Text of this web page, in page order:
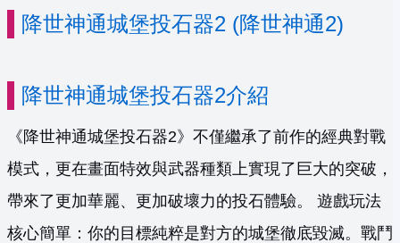
降世神通城堡投石器2 (降世神通2)
降世神通城堡投石器2介紹
《降世神通城堡投石器2》不僅繼承了前作的經典對戰
模式，更在畫面特效與武器種類上實現了巨大的突破，
帶來了更加華麗、更加破壞力的投石體驗。 遊戲玩法
核心簡單：你的目標純粹是對方的城堡徹底毀滅。戰鬥